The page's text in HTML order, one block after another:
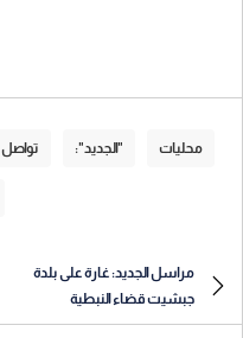
محليات "الجديد": تواصل
مراسل الجديد: غارة على بلدة
جبشيت قضاء النبطية